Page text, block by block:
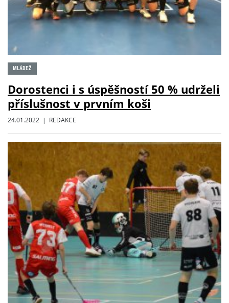
MLÁDEŽ
Dorostenci i s úspěšností 50 % udrželi
příslušnost v prvním koši
24.01.2022 | REDAKCE